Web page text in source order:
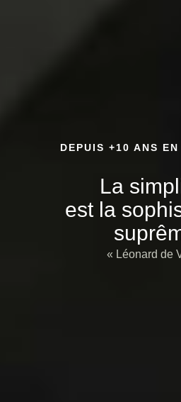
DEPUIS +10 ANS
La
est la
« Léonard de